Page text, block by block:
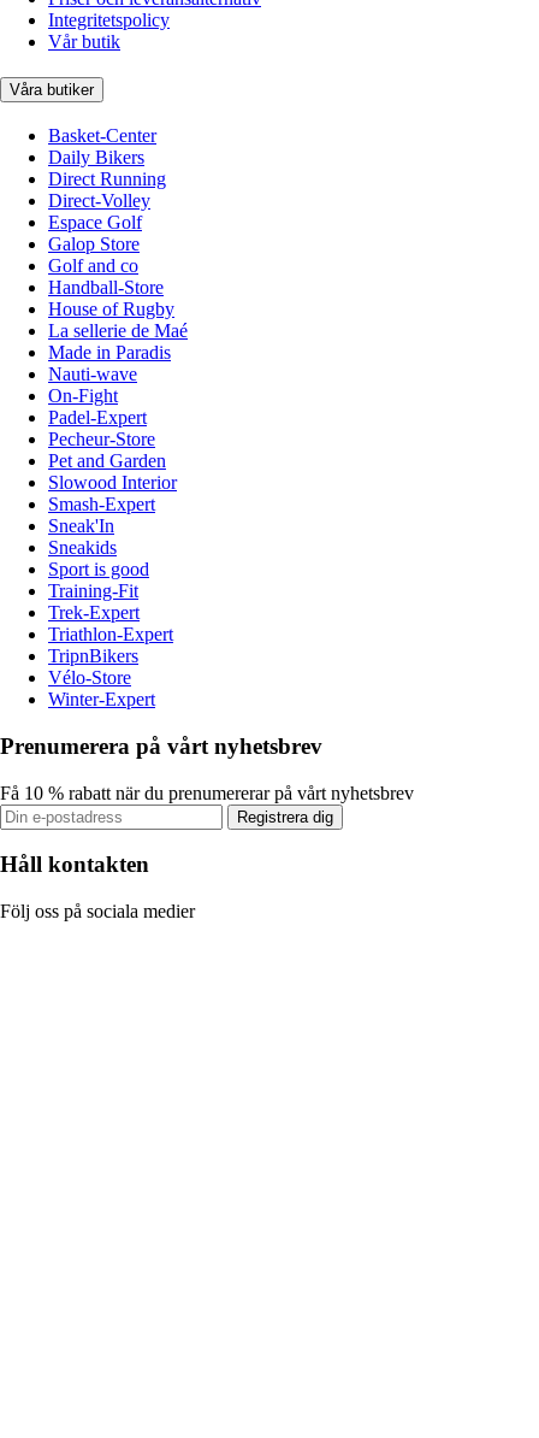
Integritetspolicy
Vår butik
Våra butiker
Basket-Center
Daily Bikers
Direct Running
Direct-Volley
Espace Golf
Galop Store
Golf and co
Handball-Store
House of Rugby
La sellerie de Maé
Made in Paradis
Nauti-wave
On-Fight
Padel-Expert
Pecheur-Store
Pet and Garden
Slowood Interior
Smash-Expert
Sneak'In
Sneakids
Sport is good
Training-Fit
Trek-Expert
Triathlon-Expert
TripnBikers
Vélo-Store
Winter-Expert
Prenumerera på vårt nyhetsbrev
Få 10 % rabatt när du prenumererar på vårt nyhetsbrev
Registrera dig
Håll kontakten
Följ oss på sociala medier